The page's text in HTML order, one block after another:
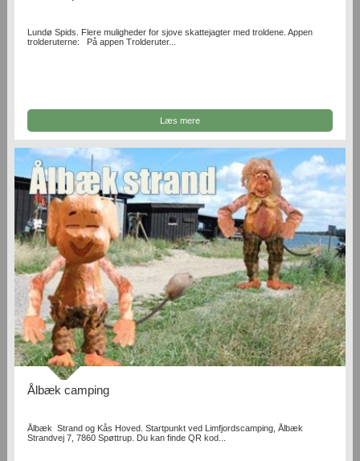
Lundø Spids. Flere muligheder for sjove skattejagter med troldene. Appen
trolderuterne: På appen Trolderuter...
Læs mere
Ålbæk camping
Ålbæk Strand og Kås Hoved. Startpunkt ved Limfjordscamping, Ålbæk
Strandvej 7, 7860 Spøttrup. Du kan finde QR kod...